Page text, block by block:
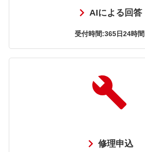
AIによる回答
受付時間:365日24時間
修理申込